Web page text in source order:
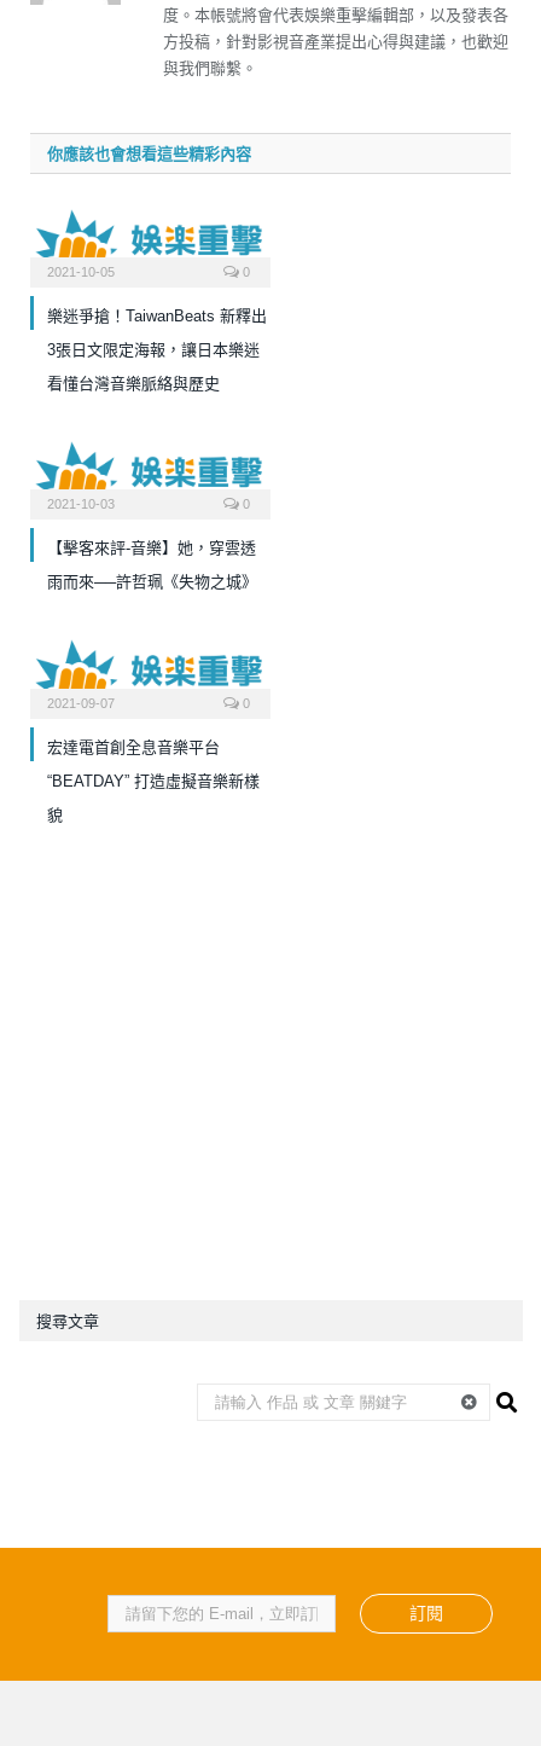
度。本帳號將會代表娛樂重擊編輯部，以及發表各
方投稿，針對影視音產業提出心得與建議，也歡迎
與我們聯繫。
你應該也會想看這些精彩內容
2021-10-05 0
樂迷爭搶！TaiwanBeats 新釋出
3張日文限定海報，讓日本樂迷
看懂台灣音樂脈絡與歷史
2021-10-03 0
【擊客來評-音樂】她，穿雲透
雨而來──許哲珮《失物之城》
2021-09-07 0
宏達電首創全息音樂平台
“BEATDAY” 打造虛擬音樂新樣
貌
搜尋文章
訂閱